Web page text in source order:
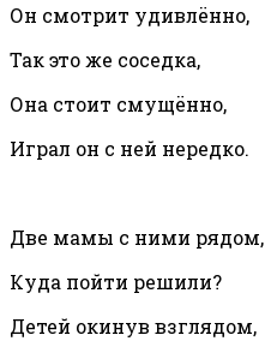
Он смотрит удивлённо,
Так это же соседка,
Она стоит смущённо,
Играл он с ней нередко.
Две мамы с ними рядом,
Куда пойти решили?
Детей окинув взглядом,